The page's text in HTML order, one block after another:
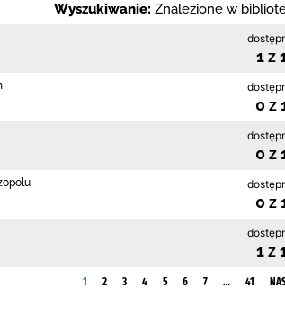
Wyszukiwanie: Znalezione w
1 z
0 z
0 z
0 z
1 z
1 2 3 4 5 6 7 … 41